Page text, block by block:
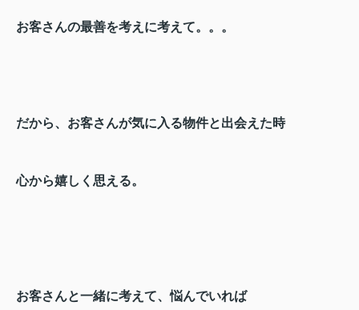
お客さんの最善を考えに考えて。。。
だから、お客さんが気に入る物件と出会えた時
心から嬉しく思える。
お客さんと一緒に考えて、悩んでいれば